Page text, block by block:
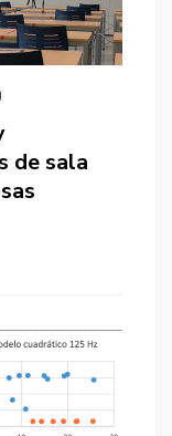
de sala